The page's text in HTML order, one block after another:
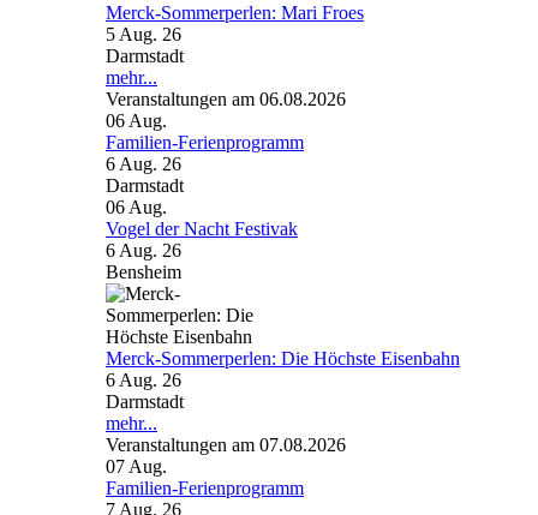
Merck-Sommerperlen: Mari Froes
5 Aug. 26
Darmstadt
mehr...
Veranstaltungen am 06.08.2026
06 Aug.
Familien-Ferienprogramm
6 Aug. 26
Darmstadt
06 Aug.
Vogel der Nacht Festivak
6 Aug. 26
Bensheim
Merck-Sommerperlen: Die Höchste Eisenbahn
6 Aug. 26
Darmstadt
mehr...
Veranstaltungen am 07.08.2026
07 Aug.
Familien-Ferienprogramm
7 Aug. 26